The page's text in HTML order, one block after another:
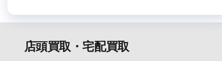
店頭買取・宅配買取